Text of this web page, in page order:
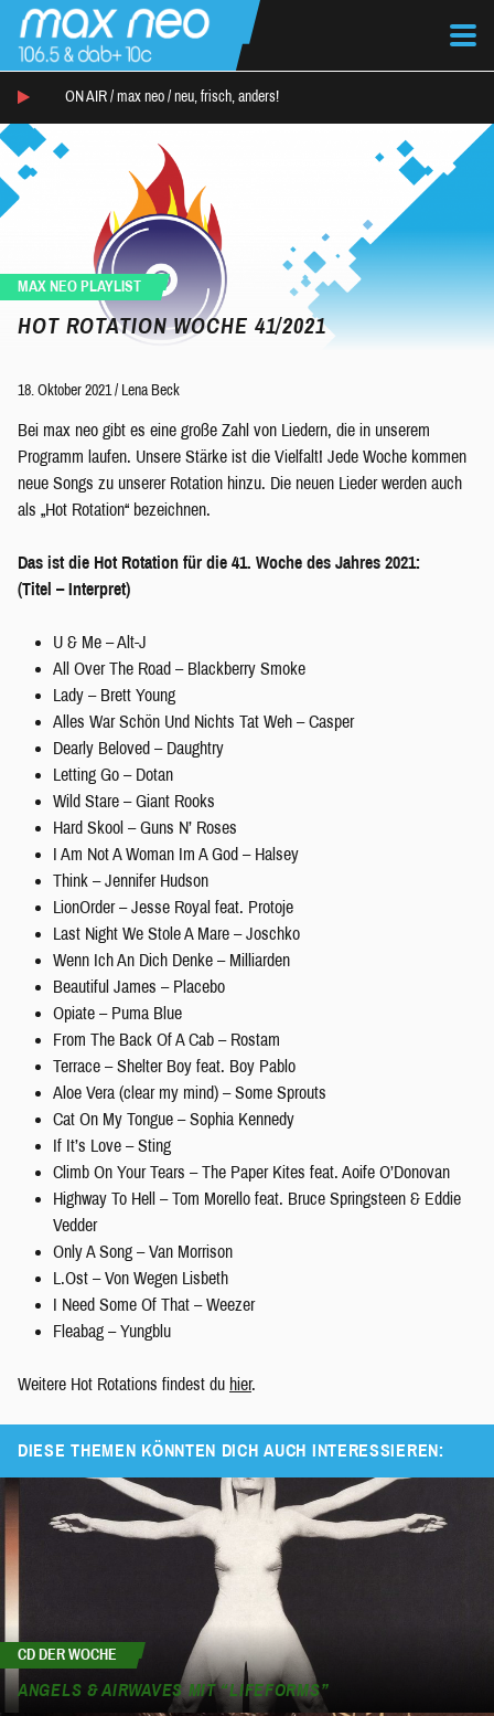
ON AIR / max neo / neu, frisch, anders!
MAX NEO PLAYLIST
HOT ROTATION WOCHE 41/2021
18. Oktober 2021 / Lena Beck
Bei max neo gibt es eine große Zahl von Liedern, die in unserem
Programm laufen. Unsere Stärke ist die Vielfalt! Jede Woche kommen
neue Songs zu unserer Rotation hinzu. Die neuen Lieder werden auch
als „Hot Rotation“ bezeichnen.
Das ist die Hot Rotation für die 41. Woche des Jahres 2021:
(Titel – Interpret)
U & Me – Alt-J
All Over The Road – Blackberry Smoke
Lady – Brett Young
Alles War Schön Und Nichts Tat Weh – Casper
Dearly Beloved – Daughtry
Letting Go – Dotan
Wild Stare – Giant Rooks
Hard Skool – Guns N’ Roses
I Am Not A Woman Im A God – Halsey
Think – Jennifer Hudson
LionOrder – Jesse Royal feat. Protoje
Last Night We Stole A Mare – Joschko
Wenn Ich An Dich Denke – Milliarden
Beautiful James – Placebo
Opiate – Puma Blue
From The Back Of A Cab – Rostam
Terrace – Shelter Boy feat. Boy Pablo
Aloe Vera (clear my mind) – Some Sprouts
Cat On My Tongue – Sophia Kennedy
If It’s Love – Sting
Climb On Your Tears – The Paper Kites feat. Aoife O’Donovan
Highway To Hell – Tom Morello feat. Bruce Springsteen & Eddie
Vedder
Only A Song – Van Morrison
L.Ost – Von Wegen Lisbeth
I Need Some Of That – Weezer
Fleabag – Yungblu
Weitere Hot Rotations findest du hier.
DIESE THEMEN KÖNNTEN DICH AUCH INTERESSIEREN:
CD DER WOCHE
ANGELS & AIRWAVES MIT “LIFEFORMS”